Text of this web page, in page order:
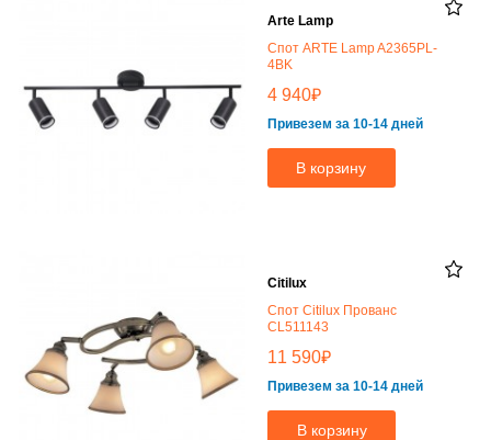
Arte Lamp
Спот ARTE Lamp A2365PL-
4BK
4 940₽
Привезем за 10-14 дней
В корзину
Citilux
Спот Citilux Прованс
CL511143
11 590₽
Привезем за 10-14 дней
В корзину